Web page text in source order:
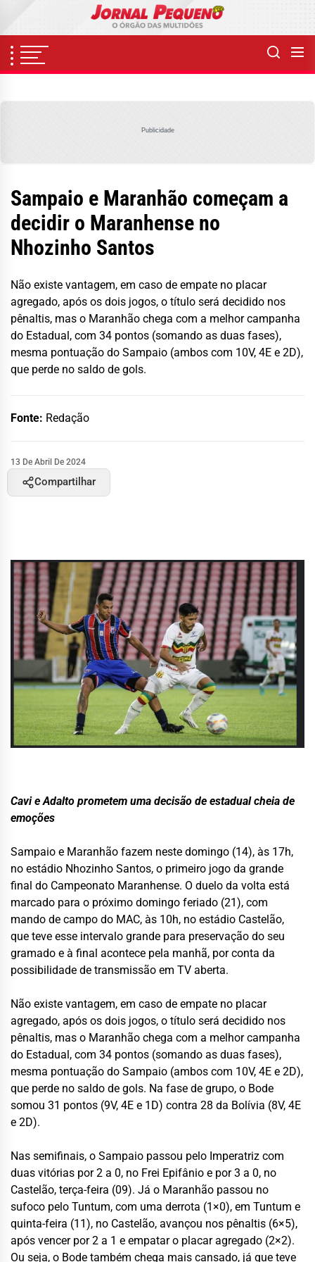
content
Publicidade
Sampaio e Maranhão começam a
decidir o Maranhense no
Nhozinho Santos
Não existe vantagem, em caso de empate no placar
agregado, após os dois jogos, o título será decidido nos
pênaltis, mas o Maranhão chega com a melhor campanha
do Estadual, com 34 pontos (somando as duas fases),
mesma pontuação do Sampaio (ambos com 10V, 4E e 2D),
que perde no saldo de gols.
Fonte: Redação
13 De Abril De 2024
Compartilhar
Cavi e Adalto prometem uma decisão de estadual cheia de
emoções
Sampaio e Maranhão fazem neste domingo (14), às 17h,
no estádio Nhozinho Santos, o primeiro jogo da grande
final do Campeonato Maranhense. O duelo da volta está
marcado para o próximo domingo feriado (21), com
mando de campo do MAC, às 10h, no estádio Castelão,
que teve esse intervalo grande para preservação do seu
gramado e à final acontece pela manhã, por conta da
possibilidade de transmissão em TV aberta.
Não existe vantagem, em caso de empate no placar
agregado, após os dois jogos, o título será decidido nos
pênaltis, mas o Maranhão chega com a melhor campanha
do Estadual, com 34 pontos (somando as duas fases),
mesma pontuação do Sampaio (ambos com 10V, 4E e 2D),
que perde no saldo de gols. Na fase de grupo, o Bode
somou 31 pontos (9V, 4E e 1D) contra 28 da Bolívia (8V, 4E
e 2D).
Nas semifinais, o Sampaio passou pelo Imperatriz com
duas vitórias por 2 a 0, no Frei Epifânio e por 3 a 0, no
Castelão, terça-feira (09). Já o Maranhão passou no
sufoco pelo Tuntum, com uma derrota (1×0), em Tuntum e
quinta-feira (11), no Castelão, avançou nos pênaltis (6×5),
após vencer por 2 a 1 e empatar o placar agregado (2×2).
Ou seja, o Bode também chega mais cansado, já que teve